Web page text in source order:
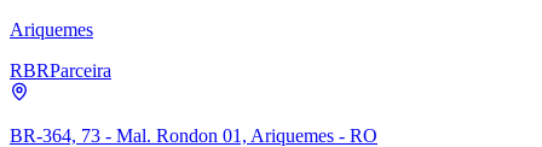
Ariquemes
RBRParceira
BR-364, 73 - Mal. Rondon 01, Ariquemes - RO